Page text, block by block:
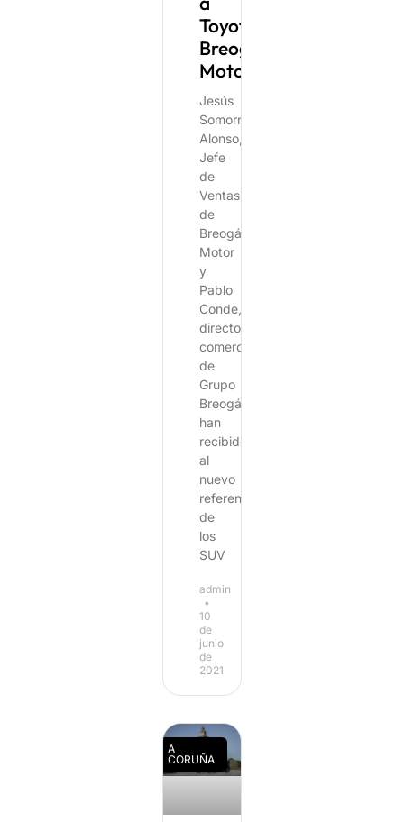
Toyota
Breogán
Motor.
Jesús
Somorrostro
Alonso,
Jefe
de
Ventas
de
Breogán
Motor
y
Pablo
Conde,
director
comercial
de
Grupo
Breogán,
han
recibido
al
nuevo
referente
de
los
SUV
admin
10
de
junio
de
2021
A
CORUÑA